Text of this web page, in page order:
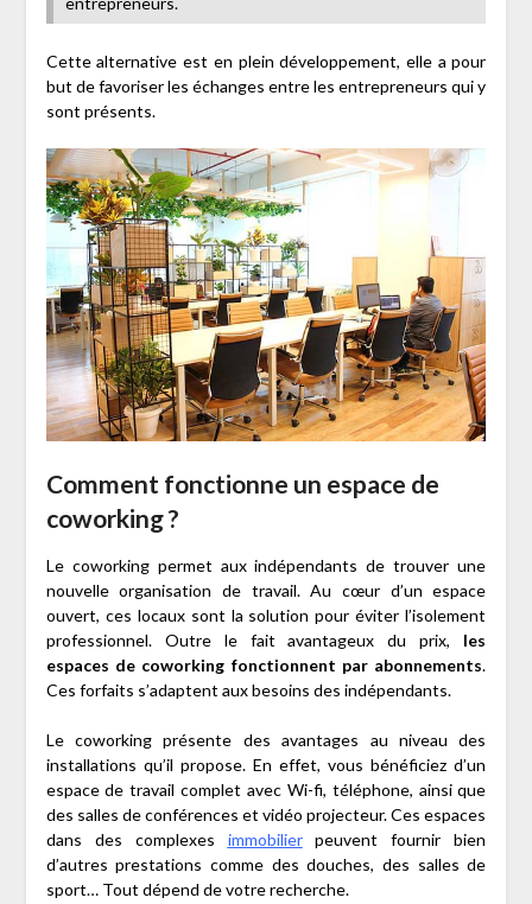
Cette alternative est en plein développement, elle a pour
but de favoriser les échanges entre les entrepreneurs qui y
sont présents.
Comment fonctionne un espace de
coworking ?
Le coworking permet aux indépendants de trouver une
nouvelle organisation de travail. Au cœur d’un espace
ouvert, ces locaux sont la solution pour éviter l’isolement
professionnel. Outre le fait avantageux du prix, les
espaces de coworking fonctionnent par abonnements.
Ces forfaits s’adaptent aux besoins des indépendants.
Le coworking présente des avantages au niveau des
installations qu’il propose. En effet, vous bénéficiez d’un
espace de travail complet avec Wi-fi, téléphone, ainsi que
des salles de conférences et vidéo projecteur. Ces espaces
dans des complexes immobilierpeuvent fournir bien
d’autres prestations comme des douches, des salles de
sport… Tout dépend de votre recherche.